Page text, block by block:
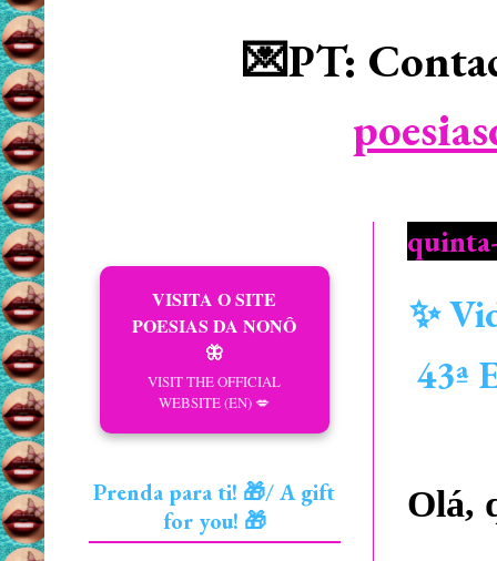
💌PT:
✨
43ª
Olá,
VISITA O SITE
POESIAS DA NONÔ
🦋
VISIT THE OFFICIAL
WEBSITE (EN) 💋
Prenda para ti! 🎁/ A gift
for you! 🎁